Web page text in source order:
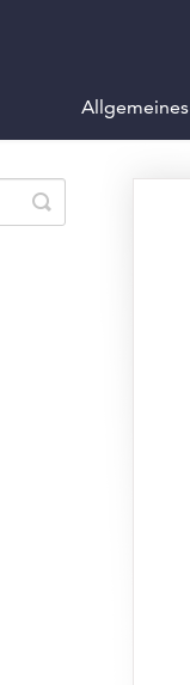
Allgemeines
Toggle
Search